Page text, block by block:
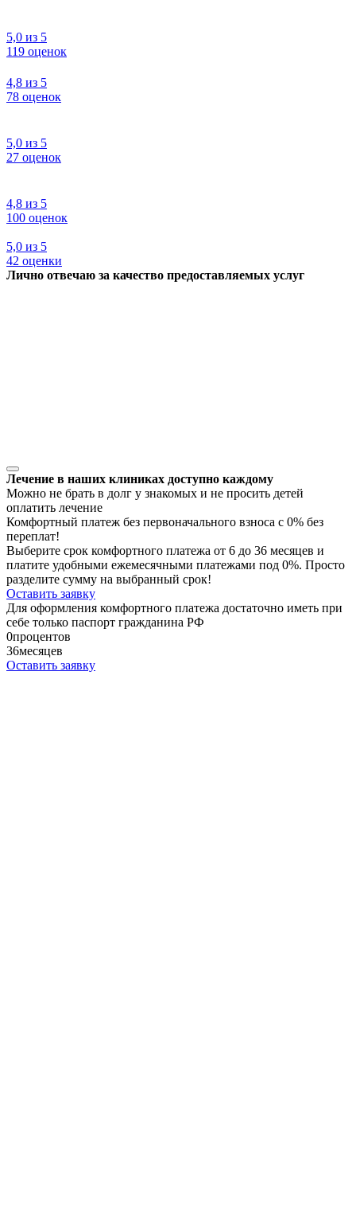
5,0 из 5
119 оценок
4,8 из 5
78 оценок
5,0 из 5
27 оценок
4,8 из 5
100 оценок
5,0 из 5
42 оценки
Лично отвечаю за качество предоставляемых услуг
Лечение в наших клиниках доступно каждому
Можно не брать в долг у знакомых и не просить детей
оплатить лечение
Комфортный платеж без первоначального взноса с 0% без
переплат!
Выберите срок комфортного платежа от 6 до 36 месяцев и
платите удобными ежемесячными платежами под 0%. Просто
разделите сумму на выбранный срок!
Оставить заявку
Для оформления комфортного платежа достаточно иметь при
себе только паспорт гражданина РФ
0процентов
36месяцев
Оставить заявку